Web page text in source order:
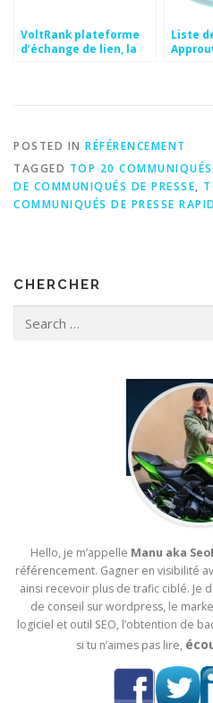
VoltRank plateforme
d’échange de lien, la
Liste
POSTED IN RÉFÉRENCEMENT
TAGGED TOP 20 COMMUNIQUÉS
DE COMMUNIQUÉS DE PRESSE,
COMMUNIQUÉS DE PRESSE
CHERCHER
Hello, je m’appelle Manu aka
référencement. Gagner en visibilité
ainsi recevoir plus de trafic ciblé. Je
de conseil sur wordpress, le
logiciel et outil SEO, l’obtention de
si tu n’aimes pas lire,